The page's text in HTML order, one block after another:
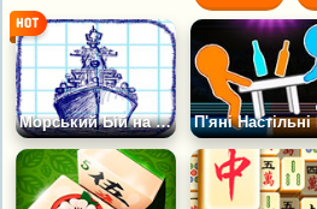
Морський Бій на папері